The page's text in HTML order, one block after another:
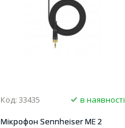
Код: 33435
в наявності
Мікрофон Sennheiser ME 2